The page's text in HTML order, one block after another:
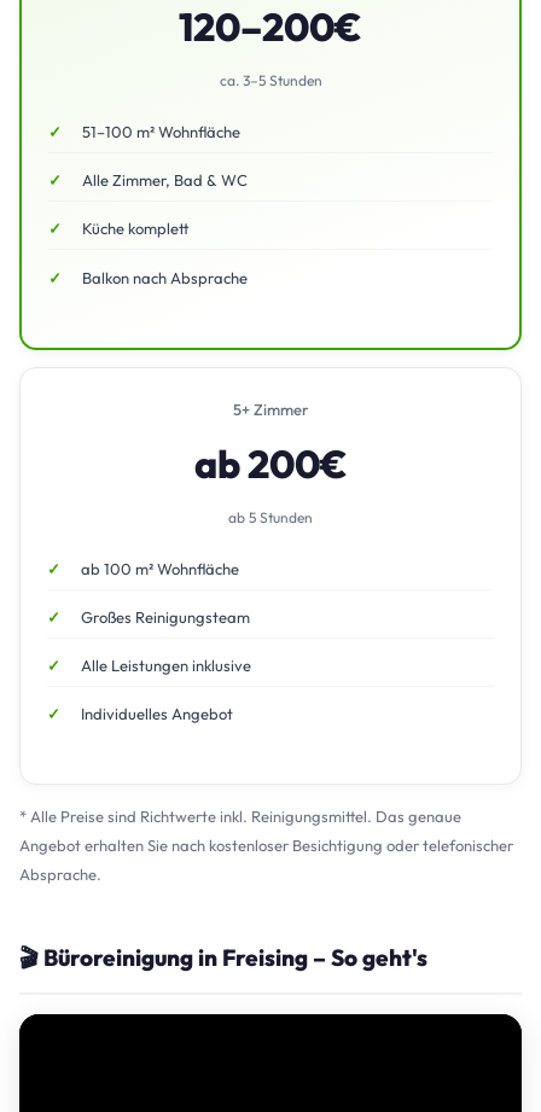
120–200€
ca. 3–5 Stunden
51–100 m² Wohnfläche
Alle Zimmer, Bad & WC
Küche komplett
Balkon nach Absprache
5+ Zimmer
ab 200€
ab 5 Stunden
ab 100 m² Wohnfläche
Großes Reinigungsteam
Alle Leistungen inklusive
Individuelles Angebot
* Alle Preise sind Richtwerte inkl. Reinigungsmittel. Das genaue
Angebot erhalten Sie nach kostenloser Besichtigung oder telefonischer
Absprache.
🎬 Büroreinigung in Freising – So geht's